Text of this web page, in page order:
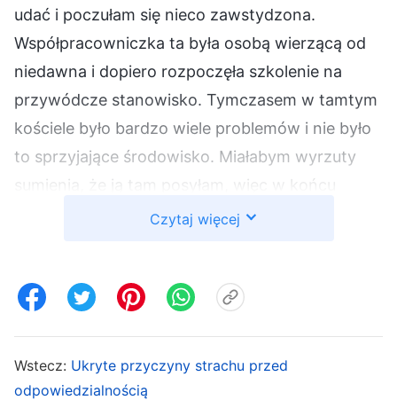
udać i poczułam się nieco zawstydzona.
Współpracowniczka ta była osobą wierzącą od
niedawna i dopiero rozpoczęła szkolenie na
przywódcze stanowisko. Tymczasem w tamtym
kościele było bardzo wiele problemów i nie było
to sprzyjające środowisko. Miałabym wyrzuty
sumienia, że ją tam posyłam, więc w końcu
powiedziałem: „Może jednak najlepiej będzie, jeśli
stanie rozmawiać na zgromadzeniach o
kościoła. Rozmawiałam więc z tamtejszą
Czytaj więcej
Wstecz: Ukryte przyczyny strachu przed
odpowiedzialnością